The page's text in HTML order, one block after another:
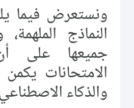
ونستعرض فيما
النماذج
جميعها على
الامتحانات
والذكاء